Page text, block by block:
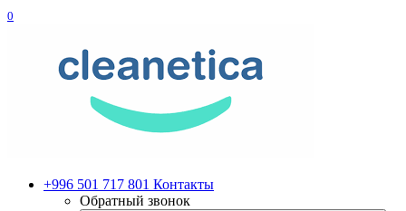
0
+996 501 717 801 Контакты
Обратный звонок